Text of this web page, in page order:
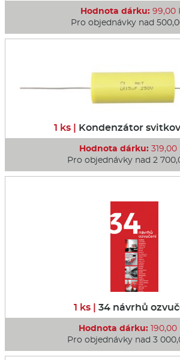
Hodnota dárku:99,00
Pro objednávky nad
1 ks | Kondenzátor
Hodnota dárku:319,00
Pro objednávky nad 2
1 ks | 34 návrhů
Hodnota dárku: 190,00
Pro objednávky nad 3